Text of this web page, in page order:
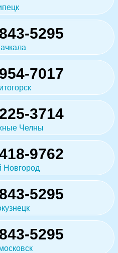
5295
7017
3714
Челны
9762
Новгород
5295
5295